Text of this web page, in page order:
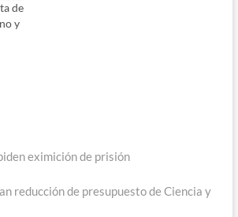
de
y
eximición de prisión
reducción de presupuesto de Ciencia y